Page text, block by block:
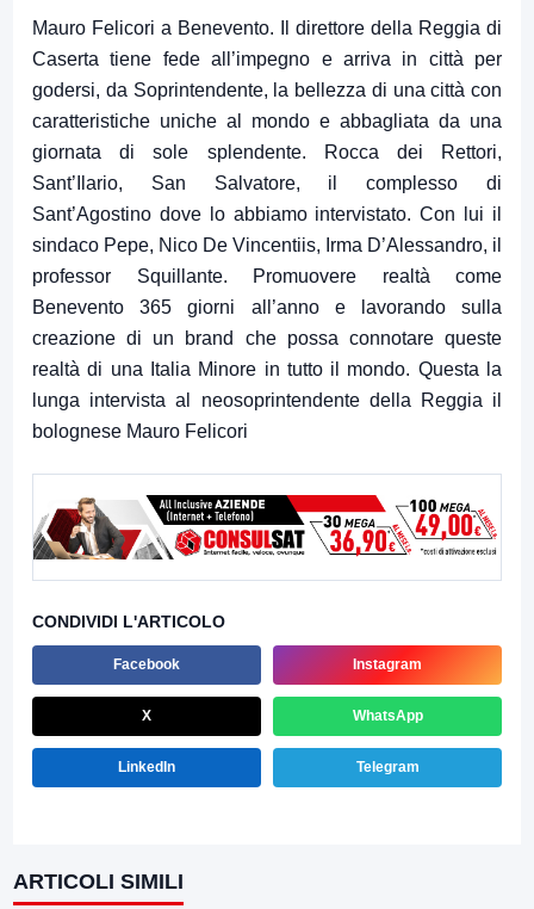
Mauro Felicori a Benevento. Il direttore della Reggia di
Caserta tiene fede all’impegno e arriva in città per
godersi, da Soprintendente, la bellezza di una città con
caratteristiche uniche al mondo e abbagliata da una
giornata di sole splendente. Rocca dei Rettori,
Sant’Ilario, San Salvatore, il complesso di
Sant’Agostino dove lo abbiamo intervistato. Con lui il
sindaco Pepe, Nico De Vincentiis, Irma D’Alessandro, il
professor Squillante. Promuovere realtà come
Benevento 365 giorni all’anno e lavorando sulla
creazione di un brand che possa connotare queste
realtà di una Italia Minore in tutto il mondo. Questa la
lunga intervista al neosoprintendente della Reggia il
bolognese Mauro Felicori
CONDIVIDI L'ARTICOLO
Facebook Instagram
X WhatsApp
LinkedIn Telegram
ARTICOLI SIMILI